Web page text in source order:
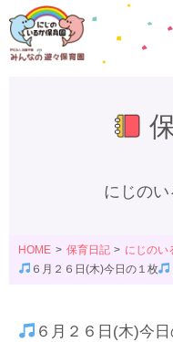
にじの
HOME 保育日記
にじのい
６月２６日(木)今日の１枚
６月２６日(木)今